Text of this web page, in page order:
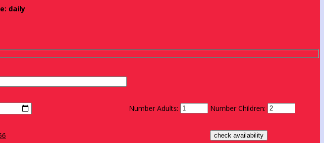
daily
Number Adults: Number Children: